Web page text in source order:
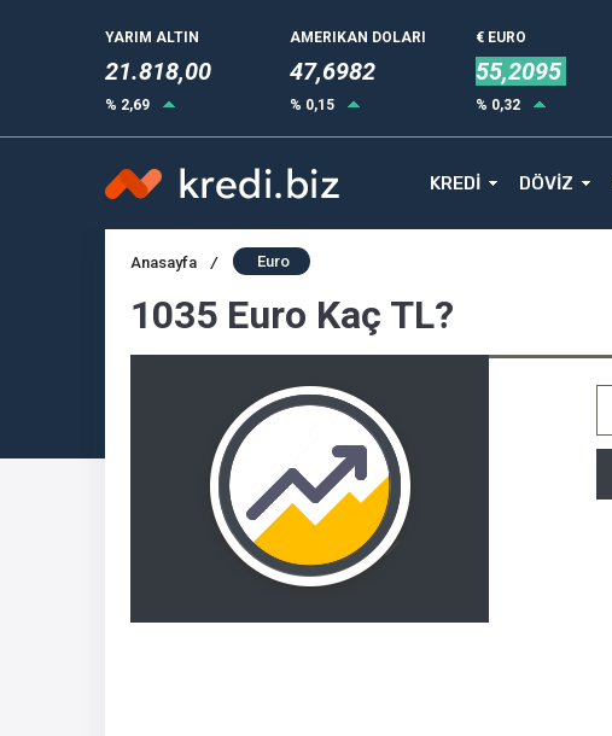
YARIM ALTIN
21.818,00
% 2,69
AMERIKAN DOLARI
47,6982
% 0,15
€ EURO
55,2095
% 0,32
KREDİ DÖVİZ
Anasayfa / Euro
1035 Euro Kaç TL?